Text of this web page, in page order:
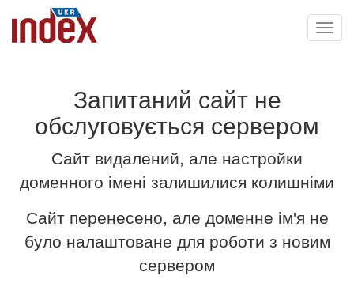
Запитаний сайт не
обслуговується сервером
Сайт видалений, але настройки
доменного імені залишилися колишніми
Сайт перенесено, але доменне ім'я не
було налаштоване для роботи з новим
сервером